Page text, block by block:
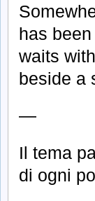
has
waits
beside a
—
Il tema
di ogni